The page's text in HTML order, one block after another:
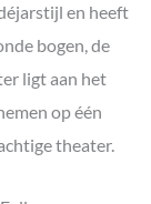
en heeft
bogen, de
ligt aan het
op één
theater.